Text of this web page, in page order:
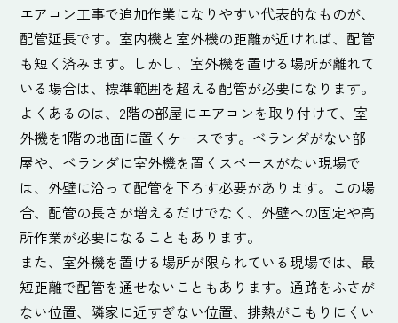
エアコン工事で追加作業になりやすい代表的なものが、
配管延長です。室内機と室外機の距離が近ければ、配管
も短く済みます。しかし、室外機を置ける場所が離れて
いる場合は、標準範囲を超える配管が必要になります。
よくあるのは、2階の部屋にエアコンを取り付けて、室
外機を1階の地面に置くケースです。ベランダがない部
屋や、ベランダに室外機を置くスペースがない現場で
は、外壁に沿って配管を下ろす必要があります。この場
合、配管の長さが増えるだけでなく、外壁への固定や高
所作業が必要になることもあります。
また、室外機を置ける場所が限られている現場では、最
短距離で配管を通せないこともあります。通路をふさが
ない位置、隣家に近すぎない位置、排熱がこもりにくい